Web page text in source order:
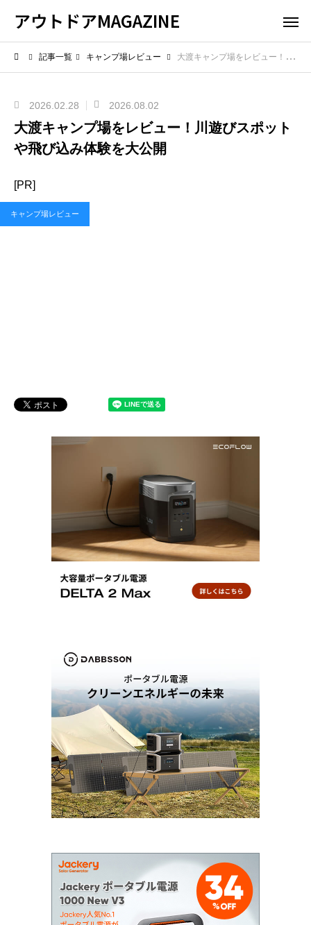
アウトドアMAGAZINE
記事一覧 キャンプ場レビュー 大渡キャンプ場をレビュー！川遊びスポットや飛び込み体験を大公開
2026.02.28 2026.08.02
大渡キャンプ場をレビュー！川遊びスポット
や飛び込み体験を大公開
[PR]
キャンプ場レビュー